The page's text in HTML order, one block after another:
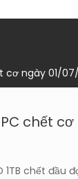
cơ ngày 01/
chết
1TB chết đầu